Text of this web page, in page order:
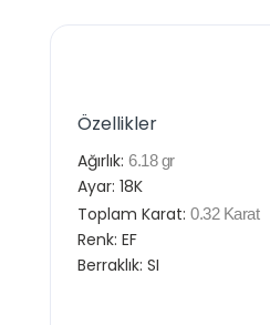
Özellikler
Ağırlık: 6.18 gr
Ayar: 18K
Toplam Karat: 0.32 Karat
Renk: EF
Berraklık: SI